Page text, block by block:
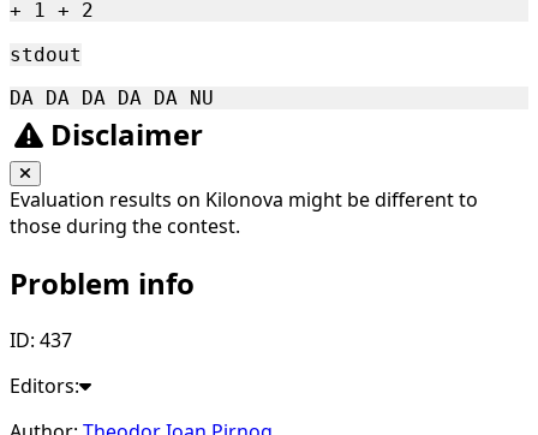
stdout
Disclaimer
Evaluation results on Kilonova might be different to
those during the contest.
Problem info
ID: 437
Editors: